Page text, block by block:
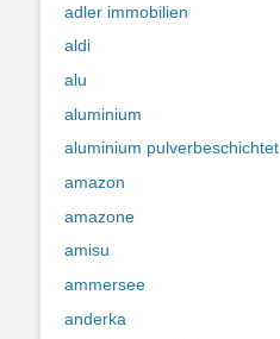
adler immobilien
aldi
alu
aluminium
aluminium pulverbeschichtet
amazon
amazone
amisu
ammersee
anderka